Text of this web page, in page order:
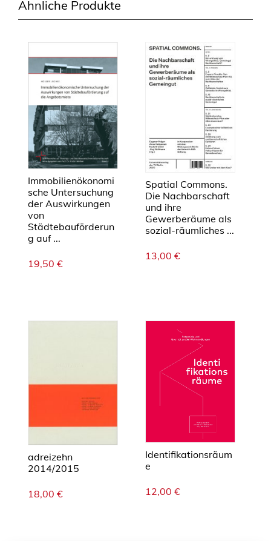
Ähnliche Produkte
Immobilienökonomi
sche Untersuchung
der Auswirkungen
von
Städtebauförderun
g auf ...
19,50 €
Spatial Commons.
Die Nachbarschaft
und ihre
Gewerberäume als
sozial-räumliches ...
13,00 €
adreizehn
2014/2015
18,00 €
Identifikationsräum
e
12,00 €